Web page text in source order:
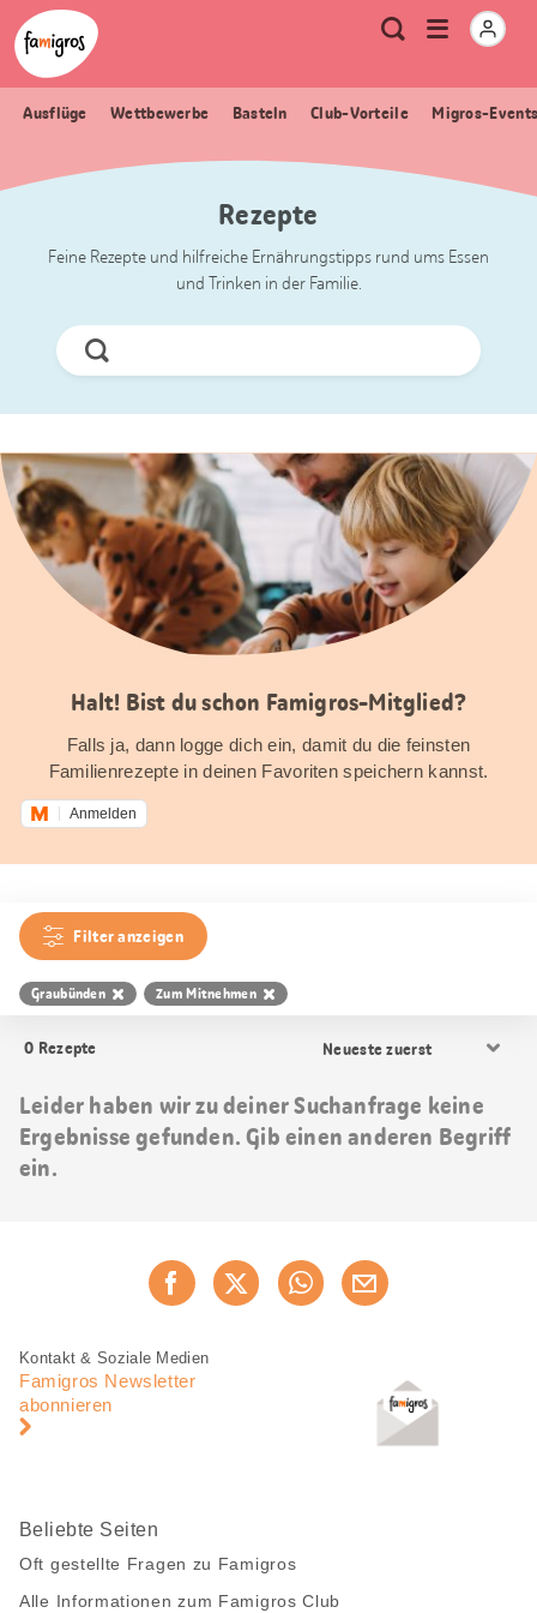
Sprungmarken
Navigation
Header
Logo
Meta
Navigation
Suche
Menu
öffnen
Ausflüge Wettbewerbe Basteln Club-Vorteile Migros-
Rezepte
Feine Rezepte und hilfreiche Ernährungstipps rund ums Essen
und Trinken in der Familie.
Jetzt
Suchen
Halt! Bist du schon Famigros-Mitglied?
Falls ja, dann logge dich ein, damit du die feinsten
Familienrezepte in deinen Favoriten speichern kannst.
Anmelden
Filter anzeigen
Graubünden Zum Mitnehmen
0 Rezepte
Sortierung
Leider haben wir zu deiner Suchanfrage keine
Ergebnisse gefunden. Gib einen anderen Begriff
ein.
Jetzt weiterempfehlen
Fusszeile
Fusszeile
Navigation
Kontakt & Soziale Medien
Famigros Newsletter
abonnieren
Beliebte Seiten
Oft gestellte Fragen zu Famigros
Alle Informationen zum Famigros Club